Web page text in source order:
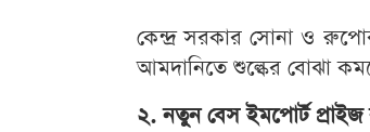
কেন্দ্র সরকার সোনা ও
আমদানিতে শুল্কের বোঝা
২. নতুন বেস ইমপোর্ট